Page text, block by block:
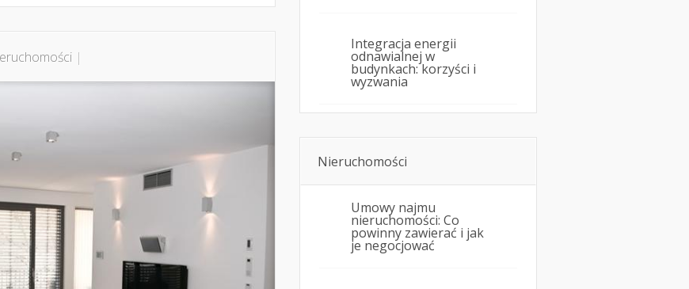
|
Integracja energii
odnawialnej w
budynkach: korzyści i
wyzwania
Nieruchomości
Umowy najmu
nieruchomości: Co
powinny zawierać i jak
je negocjować